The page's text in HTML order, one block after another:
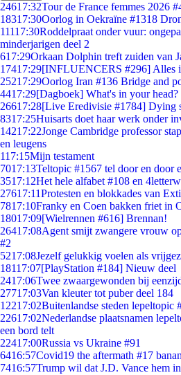
24617:32Tour de France femmes 2026
18317:30Oorlog in Oekraïne #1318
11117:30Roddelpraat onder vuur:
minderjarigen deel 2
617:29Orkaan Dolphin treft zuiden van
17417:29[INFLUENCERS #296] Alles
25217:29Oorlog Iran #136 Bridge and
4417:29[Dagboek] What's in your head?
26617:28[Live Eredivisie #1784] Dying
8317:25Huisarts doet haar werk onder
14217:22Jonge Cambridge professor
en leugens
117:15Mijn testament
7017:13Teltopic #1567 tel door en door
3517:12Het hele alfabet #108 en
27617:11Protesten en blokkades van
7817:10Franky en Coen bakken friet in
18017:09[Wielrennen #616] Brennan!
26417:08Agent smijt zwangere vrouw
#2
5217:08Jezelf gelukkig voelen als
18117:07[PlayStation #184] Nieuw deel
2417:06Twee zwaargewonden bij
27717:03Van kleuter tot puber deel 184
12217:02Buitenlandse steden lepeltopic
22617:02Nederlandse plaatsnamen
een bord telt
22417:00Russia vs Ukraine #91
6416:57Covid19 the aftermath #17
7416:57Trump wil dat J.D. Vance hem